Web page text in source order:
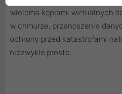
wieloma kopiami wirtualnych
w chmurze, przenoszenie
ochrony przed katastrofami
niezwykle proste.